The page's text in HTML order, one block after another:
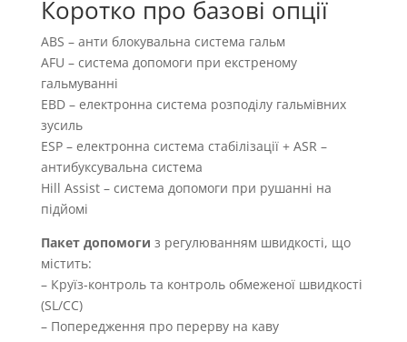
Коротко про базові опції
ABS – анти блокувальна система гальм
AFU – система допомоги при екстреному
гальмуванні
EBD – електронна система розподілу гальмівних
зусиль
ESP – електронна система стабілізації + ASR –
антибуксувальна система
Hill Assist – система допомоги при рушанні на
підйомі
Пакет допомоги з регулюванням швидкості, що
містить:
– Круїз-контроль та контроль обмеженої швидкості
(SL/CC)
– Попередження про перерву на каву